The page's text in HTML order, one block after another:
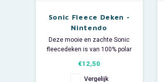
Sonic Fleece Deken -
Nintendo
Deze mooie en zachte Sonic
fleecedeken is van 100% polar
ook superleuk om te gebruiken
als sprei op een juniorbed of
€12,50
Vergelijk